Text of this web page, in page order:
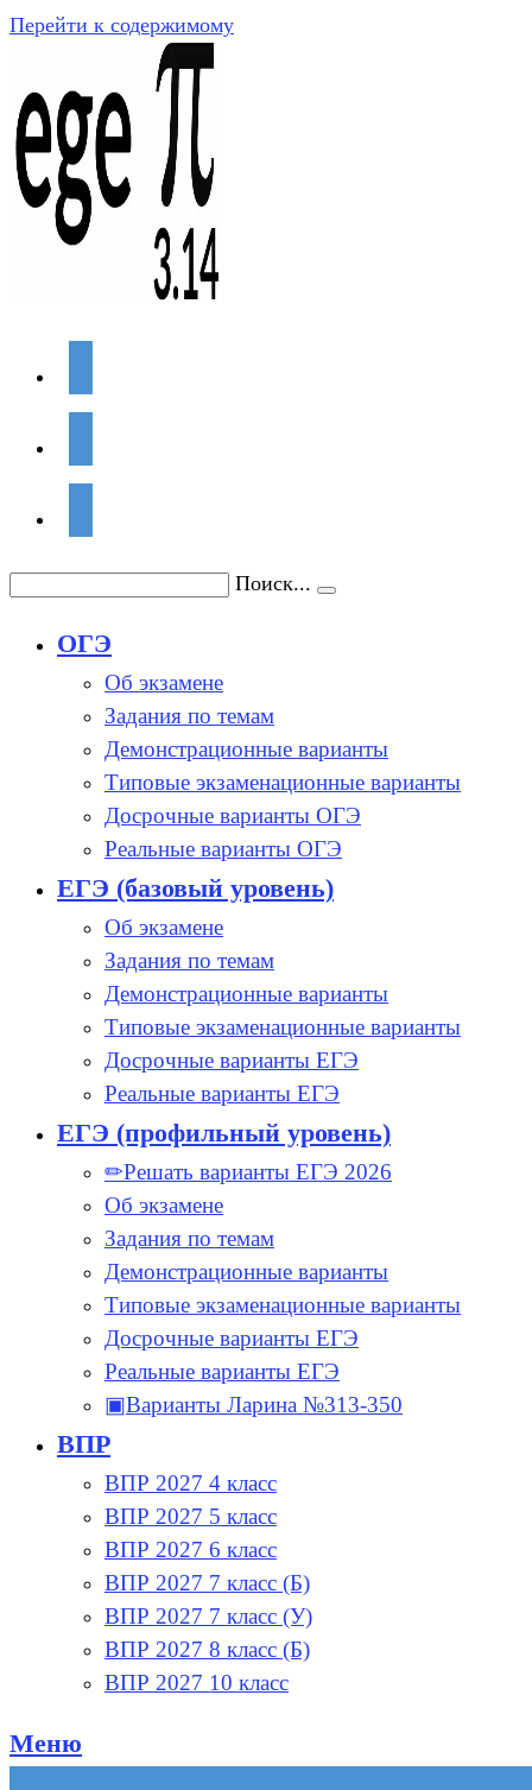
Перейти к содержимому
Поиск...
ОГЭ
Об экзамене
Задания по темам
Демонстрационные варианты
Типовые экзаменационные варианты
Досрочные варианты ОГЭ
Реальные варианты ОГЭ
ЕГЭ (базовый уровень)
Об экзамене
Задания по темам
Демонстрационные варианты
Типовые экзаменационные варианты
Досрочные варианты ЕГЭ
Реальные варианты ЕГЭ
ЕГЭ (профильный уровень)
✏Решать варианты ЕГЭ 2026
Об экзамене
Задания по темам
Демонстрационные варианты
Типовые экзаменационные варианты
Досрочные варианты ЕГЭ
Реальные варианты ЕГЭ
▣Варианты Ларина №313-350
ВПР
ВПР 2027 4 класс
ВПР 2027 5 класс
ВПР 2027 6 класс
ВПР 2027 7 класс (Б)
ВПР 2027 7 класс (У)
ВПР 2027 8 класс (Б)
ВПР 2027 10 класс
Меню